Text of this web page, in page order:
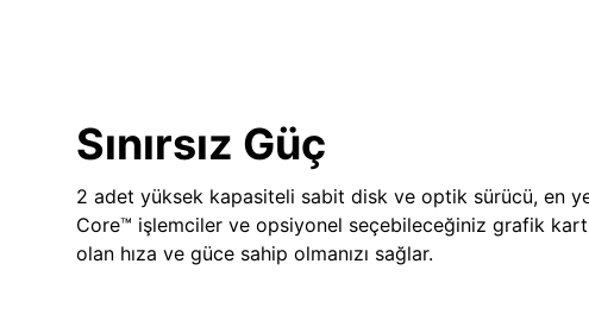
Sınırsız Güç
2 adet yüksek kapasiteli sabit disk ve optik sürücü, en
Core™ işlemciler ve opsiyonel seçebileceğiniz grafik
olan hıza ve güce sahip olmanızı sağlar.